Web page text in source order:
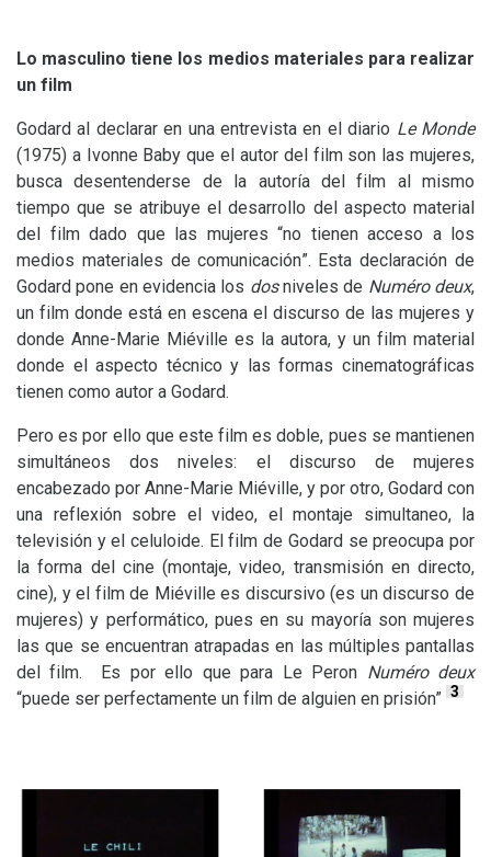
Lo masculino tiene los medios materiales para realizar
un film
Godard al declarar en una entrevista en el diario Le Monde
(1975) a Ivonne Baby que el autor del film son las mujeres,
busca desentenderse de la autoría del film al mismo
tiempo que se atribuye el desarrollo del aspecto material
del film dado que las mujeres “no tienen acceso a los
medios materiales de comunicación”. Esta declaración de
Godard pone en evidencia los dosniveles de Numéro deux,
un film donde está en escena el discurso de las mujeres y
donde Anne-Marie Miéville es la autora, y un film material
donde el aspecto técnico y las formas cinematográficas
tienen como autor a Godard.
Pero es por ello que este film es doble, pues se mantienen
simultáneos dos niveles: el discurso de mujeres
encabezado por Anne-Marie Miéville, y por otro, Godard con
una reflexión sobre el video, el montaje simultaneo, la
televisión y el celuloide. El film de Godard se preocupa por
la forma del cine (montaje, video, transmisión en directo,
cine), y el film de Miéville es discursivo (es un discurso de
mujeres) y performático, pues en su mayoría son mujeres
las que se encuentran atrapadas en las múltiples pantallas
del film. Es por ello que para Le Peron Numéro deux
“puede ser perfectamente un film de alguien en prisión” 3